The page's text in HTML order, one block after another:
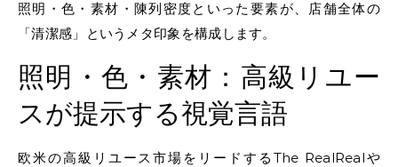
照明・色・素材・陳列密度といった要素が、店舗全体の
「清潔感」というメタ印象を構成します。
照明・色・素材：高級リユー
スが提示する視覚言語
欧米の高級リユース市場をリードするThe RealRealや